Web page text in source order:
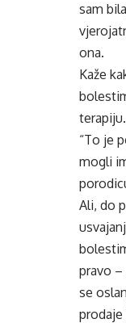
sam
ona.
Kaže
terapiju.
“To je
mogli
Ali, do
pravo –
se